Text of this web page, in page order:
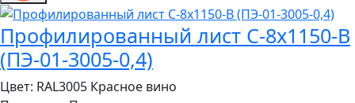
Профилированный лист С-8x1150-B
(ПЭ-01-3005-0,4)
Цвет: RAL3005 Красное вино